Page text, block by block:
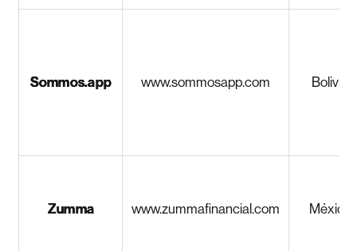
Sommos.app www.sommosapp.com Bolivia
Zumma www.zummafinancial.com México